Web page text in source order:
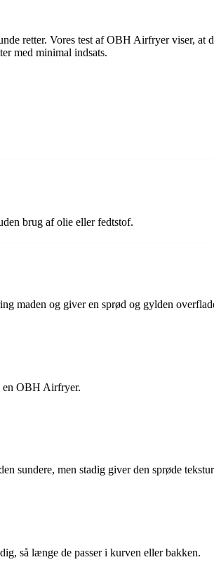
retter. Vores test af OBH Airfryer viser, at
med minimal indsats.
brug af olie eller fedtstof.
maden og giver en sprød og gylden
en OBH Airfryer.
sundere, men stadig giver den sprøde
så længe de passer i kurven eller bakken.